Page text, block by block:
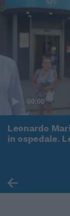
00:00
Leonardo
in ospedale.